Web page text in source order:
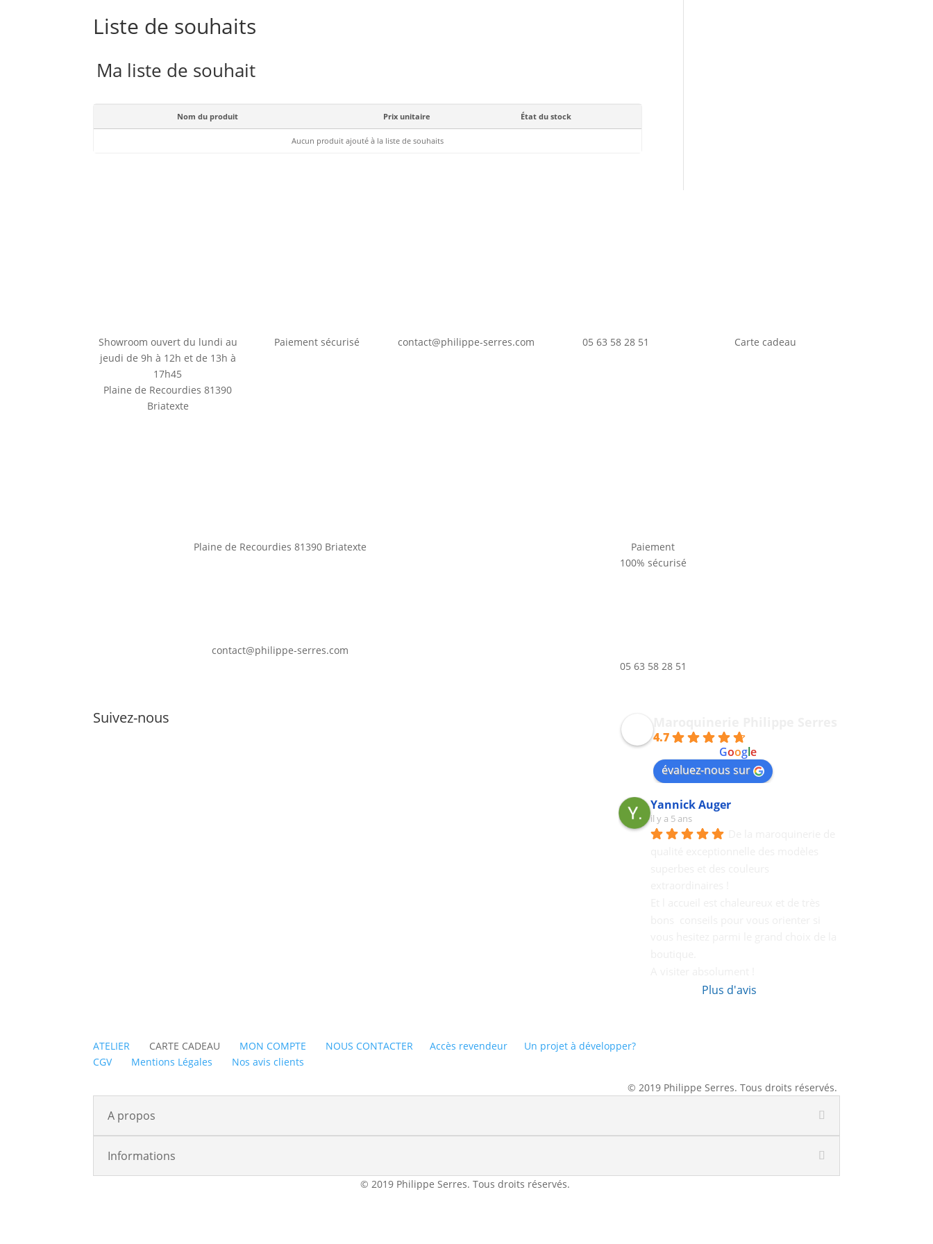
Liste de souhaits
Ma liste de souhait
Nom du produit Prix unitaire État du stock
Aucun produit ajouté à la liste de souhaits
Showroom ouvert du lundi au
jeudi de 9h à 12h et de 13h à
17h45
Plaine de Recourdies81390
Briatexte
Paiement sécurisé contact@philippe-serres.com 05 63 58 28 51 Carte cadeau
Plaine de Recourdies 81390 Briatexte
contact@philippe-serres.com
Paiement
100% sécurisé
05 63 58 28 51
Suivez-nous Maroquinerie Philippe Serres
4.7
Google
évaluez-nous sur
Yannick Auger
il y a 5 ans
Plus d'avis
ATELIER CARTE CADEAU MON COMPTE NOUS CONTACTER Accès revendeur
Un projet à développer?
CGV
Mentions Légales
Nos avis clients
© 2019 Philippe Serres. Tous droits réservés.
A propos
Informations
© 2019 Philippe Serres. Tous droits réservés.